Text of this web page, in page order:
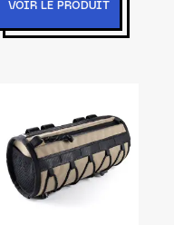
VOIR LE PRODUIT